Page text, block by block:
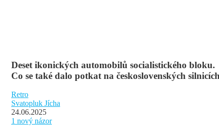
Deset ikonických au­tomobilů socialistického bloku.
Co se také dalo potkat na československých
Retro
Svatopluk Jícha
24.06.2025
1 nový názor